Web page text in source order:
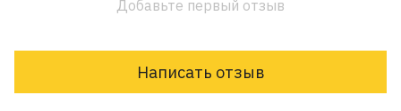
Добавьте первый отзыв
Написать отзыв